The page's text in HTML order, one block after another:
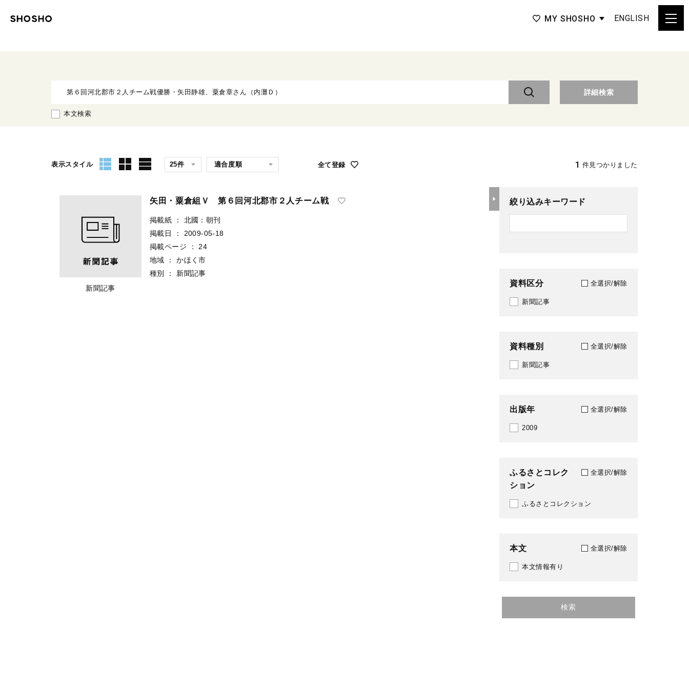
MY SHOSHO ENGLISH
詳細検索
本文検索
表示スタイル 全て登録 1 件見つかりました
新聞記事
矢田・粟倉組Ｖ 第６回河北郡市２人チーム戦
掲載紙 ：
北國：朝刊
掲載日
：
2009-05-18
掲載ページ
：
24
地域
：
かほく市
種別
： 新聞記事
絞り込みキーワード
資料区分 全選択/解除
新聞記事
資料種別 全選択/解除
新聞記事
出版年 全選択/解除
2009
ふるさとコレク
ション
全選択/解除
ふるさとコレクション
本文 全選択/解除
本文情報有り
検索